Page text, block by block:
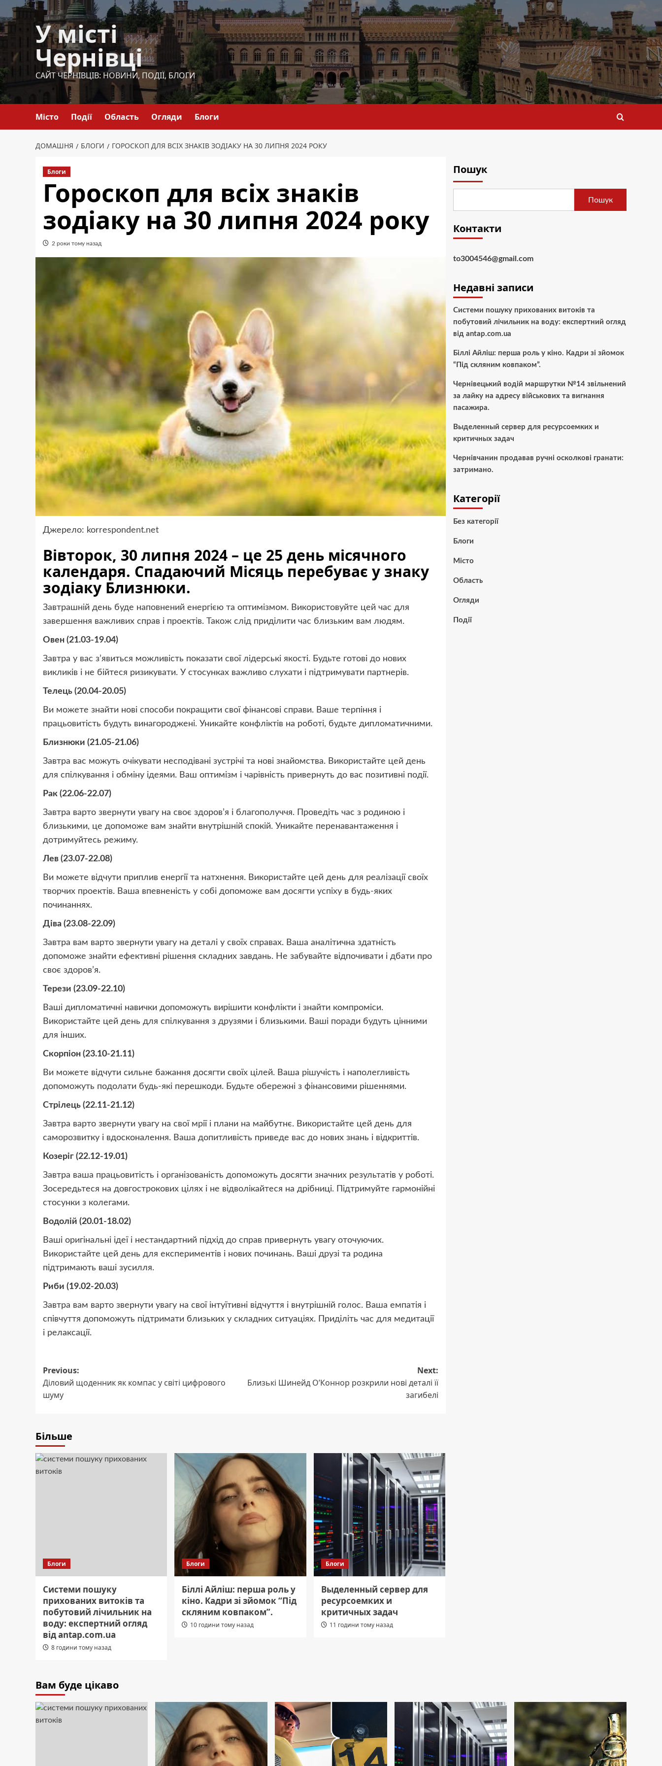
Перейти
до
вмісту
У місті
Чернівці
САЙТ ЧЕРНІВЦІВ: НОВИНИ, ПОДІЇ, БЛОГИ
Місто Події Область Огляди Блоги
ДОМАШНЯ БЛОГИ ГОРОСКОП ДЛЯ ВСІХ ЗНАКІВ ЗОДІАКУ НА 30 ЛИПНЯ 2024 РОКУ
Блоги
Гороскоп для всіх знаків
зодіаку на 30 липня 2024 року
2 роки тому назад
Джерело: korrespondent.net
Вівторок, 30 липня 2024 – це 25 день місячного
календаря. Спадаючий Місяць перебуває у знаку
зодіаку Близнюки.
Завтрашній день буде наповнений енергією та оптимізмом. Використовуйте цей час для
завершення важливих справ і проектів. Також слід приділити час близьким вам людям.
Овен (21.03-19.04)
Завтра у вас з’явиться можливість показати свої лідерські якості. Будьте готові до нових
викликів і не бійтеся ризикувати. У стосунках важливо слухати і підтримувати партнерів.
Телець (20.04-20.05)
Ви можете знайти нові способи покращити свої фінансові справи. Ваше терпіння і
працьовитість будуть винагороджені. Уникайте конфліктів на роботі, будьте дипломатичними.
Близнюки (21.05-21.06)
Завтра вас можуть очікувати несподівані зустрічі та нові знайомства. Використайте цей день
для спілкування і обміну ідеями. Ваш оптимізм і чарівність привернуть до вас позитивні події.
Рак (22.06-22.07)
Завтра варто звернути увагу на своє здоров’я і благополуччя. Проведіть час з родиною і
близькими, це допоможе вам знайти внутрішній спокій. Уникайте перенавантаження і
дотримуйтесь режиму.
Лев (23.07-22.08)
Ви можете відчути приплив енергії та натхнення. Використайте цей день для реалізації своїх
творчих проектів. Ваша впевненість у собі допоможе вам досягти успіху в будь-яких
починаннях.
Діва (23.08-22.09)
Завтра вам варто звернути увагу на деталі у своїх справах. Ваша аналітична здатність
допоможе знайти ефективні рішення складних завдань. Не забувайте відпочивати і дбати про
своє здоров’я.
Терези (23.09-22.10)
Ваші дипломатичні навички допоможуть вирішити конфлікти і знайти компроміси.
Використайте цей день для спілкування з друзями і близькими. Ваші поради будуть цінними
для інших.
Скорпіон (23.10-21.11)
Ви можете відчути сильне бажання досягти своїх цілей. Ваша рішучість і наполегливість
допоможуть подолати будь-які перешкоди. Будьте обережні з фінансовими рішеннями.
Стрілець (22.11-21.12)
Завтра варто звернути увагу на свої мрії і плани на майбутнє. Використайте цей день для
саморозвитку і вдосконалення. Ваша допитливість приведе вас до нових знань і відкриттів.
Козеріг (22.12-19.01)
Завтра ваша працьовитість і організованість допоможуть досягти значних результатів у роботі.
Зосередьтеся на довгострокових цілях і не відволікайтеся на дрібниці. Підтримуйте гармонійні
стосунки з колегами.
Водолій (20.01-18.02)
Ваші оригінальні ідеї і нестандартний підхід до справ привернуть увагу оточуючих.
Використайте цей день для експериментів і нових починань. Ваші друзі та родина
підтримають ваші зусилля.
Риби (19.02-20.03)
Завтра вам варто звернути увагу на свої інтуїтивні відчуття і внутрішній голос. Ваша емпатія і
співчуття допоможуть підтримати близьких у складних ситуаціях. Приділіть час для медитації
і релаксації.
Post
navigation
Previous:
Діловий щоденник як компас у світі цифрового
шуму
Next:
Близькі Шинейд О’Коннор розкрили нові деталі її
загибелі
Більше
Блоги
Системи пошуку
прихованих витоків та
побутовий лічильник на
воду: експертний огляд
від antap.com.ua
8 години тому назад
Блоги
Біллі Айліш: перша роль у
кіно. Кадри зі зйомок “Під
скляним ковпаком”.
10 години тому назад
Блоги
Выделенный сервер для
ресурсоемких и
критичных задач
11 години тому назад
Пошук
Пошук
Контакти
to3004546@gmail.com
Недавні записи
Системи пошуку прихованих витоків та
побутовий лічильник на воду: експертний огляд
від antap.com.ua
Біллі Айліш: перша роль у кіно. Кадри зі зйомок
“Під скляним ковпаком”.
Чернівецький водій маршрутки №14 звільнений
за лайку на адресу військових та вигнання
пасажира.
Выделенный сервер для ресурсоемких и
критичных задач
Чернівчанин продавав ручні осколкові гранати:
затримано.
Категорії
Без категорії
Блоги
Місто
Область
Огляди
Події
Вам буде цікаво